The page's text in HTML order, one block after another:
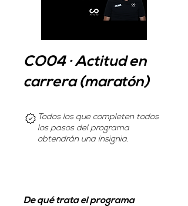
CO04 · Actitud en
carrera (maratón)
Todos los que completen todos
los pasos del programa
obtendrán una insignia.
De qué trata el programa